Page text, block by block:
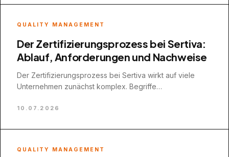
QUALITY MANAGEMENT
Der Zertifizierungsprozess bei Sertiva:
Ablauf, Anforderungen und Nachweise
Der Zertifizierungsprozess bei Sertiva wirkt auf viele
Unternehmen zunächst komplex. Begriffe
Check oder Managementsystem werden häufig mit
und unübersichtlichen Anforderungen…
10.07.2026
QUALITY MANAGEMENT